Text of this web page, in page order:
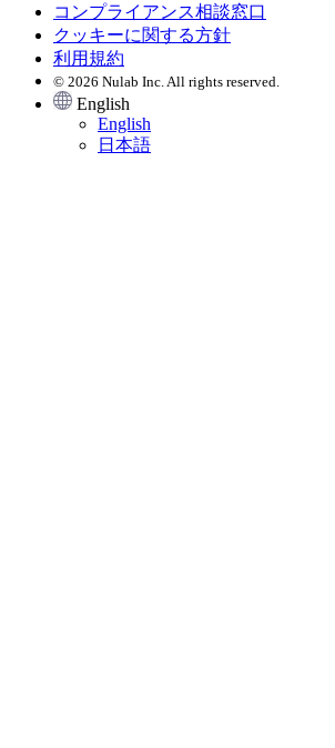
コンプライアンス相談窓口
クッキーに関する方針
利用規約
© 2026 Nulab Inc. All rights reserved.
English
English
日本語